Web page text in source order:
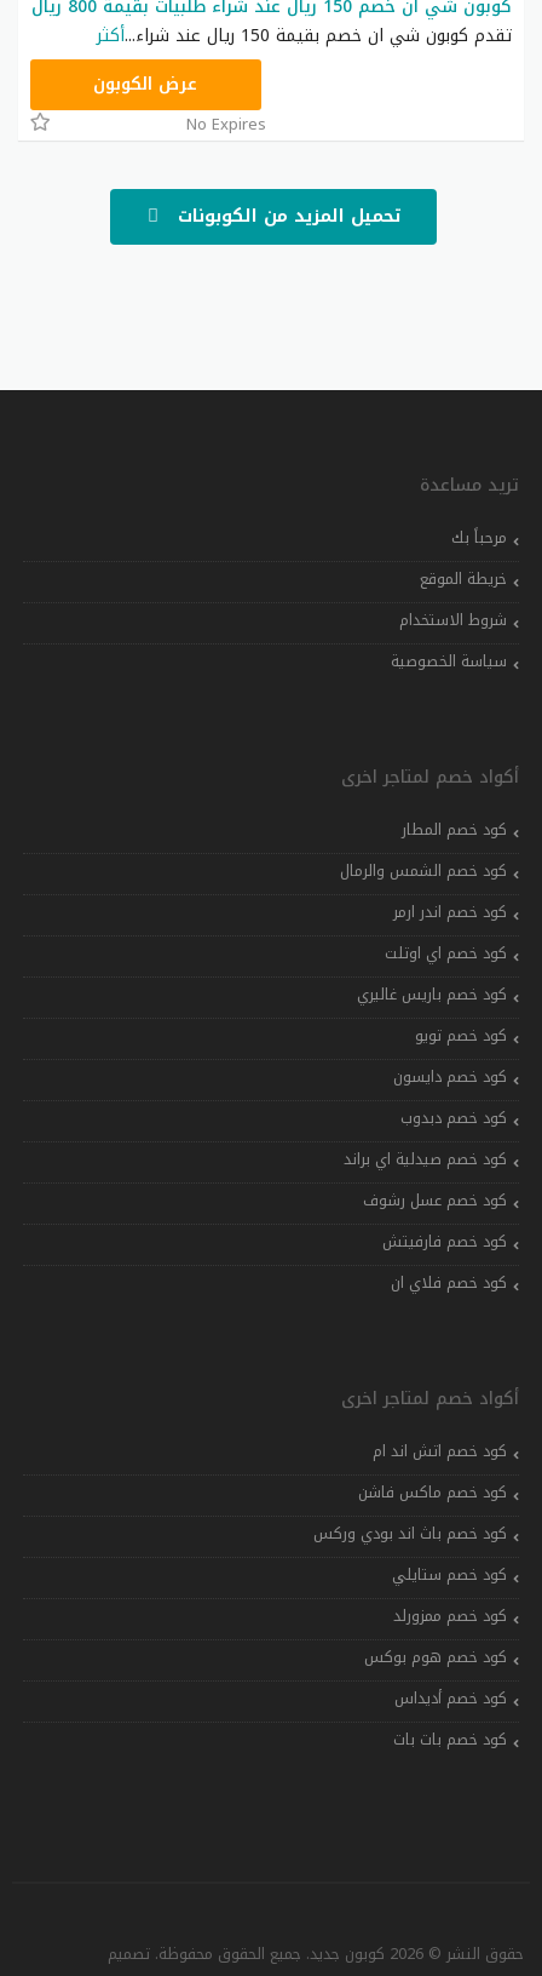
تقدم كوبون شي ان خصم بقيمة 150 ريال عند شراء
...أكثر
عرض الكوبون
No Expires
تحميل المزيد من الكوبونات
تريد مساعدة
مرحباً بك
خريطة الموقع
شروط الاستخدام
سياسة الخصوصية
أكواد خصم لمتاجر اخرى
كود خصم المطار
كود خصم الشمس والرمال
كود خصم اندر ارمر
كود خصم اي اوتلت
كود خصم باريس غاليري
كود خصم تويو
كود خصم دايسون
كود خصم دبدوب
كود خصم صيدلية اي براند
كود خصم عسل رشوف
كود خصم فارفيتش
كود خصم فلاي ان
أكواد خصم لمتاجر اخرى
كود خصم اتش اند ام
كود خصم ماكس فاشن
كود خصم باث اند بودي وركس
كود خصم ستايلي
كود خصم ممزورلد
كود خصم هوم بوكس
كود خصم أديداس
كود خصم بات بات
حقوق النشر © 2026 كوبون جديد. جميع الحقوق محفوظة. تصميم